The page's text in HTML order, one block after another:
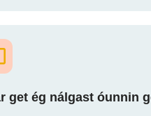
get ég nálgast óunnin